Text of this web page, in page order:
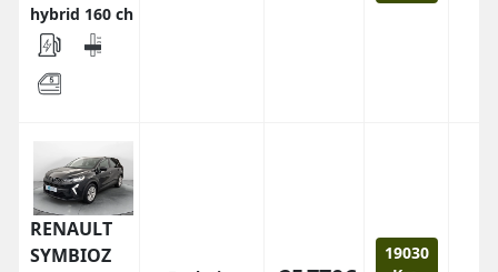
hybrid 160 ch
RENAULT
SYMBIOZ
19030